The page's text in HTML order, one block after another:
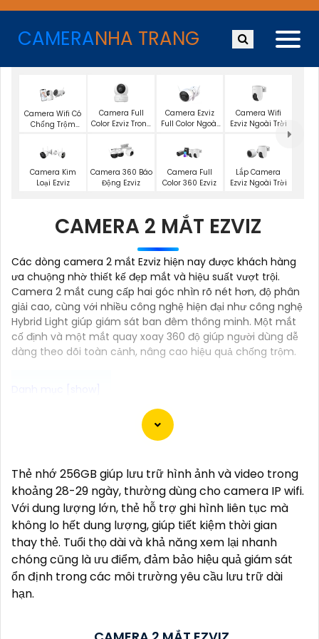
CAMERANHA TRANG
Camera Wifi Có
Chống Trộm
Camera Full
Color Ezviz Trong
Camera Ezviz
Full Color Ngoài
Camera Wifi
Ezviz Ngoài Trời
Camera Kim
Loại Ezviz
Camera 360 Báo
Động Ezviz
Camera Full
Color 360 Ezviz
Lắp Camera
Ezviz Ngoài Trời
CAMERA 2 MẮT EZVIZ
Các dòng camera 2 mắt Ezviz hiện nay được khách hàng
ưa chuộng nhờ thiết kế đẹp mắt và hiệu suất vượt trội.
Camera 2 mắt cung cấp hai góc nhìn rõ nét hơn, độ phân
giải cao, cùng với nhiều công nghệ hiện đại như công nghệ
Hybrid Light giúp giám sát ban đêm thông minh. Một mắt
cố định và một mắt quay xoay 360 độ giúp người dùng dễ
dàng theo dõi toàn cảnh, nâng cao hiệu quả chống trộm.
"Bạn đang tìm kiếm một giải pháp an ninh hiệu quả
và tiết kiệm? Hãy khám phá Camera Wifi Ezviz -
Với thiết kế hiện đại, dễ dàng lắp đặt và kết nối thông
minh qua Wifi, Camera Wifi Ezviz sẽ giúp bạn giám
sát ngôi nhà hoặc văn phòng mọi lúc mọi nơi chỉ
bằng một chiếc điện thoại thông minh.
Không chỉ vậy, sản phẩm cũng mang lại chất lượng
hình ảnh sắc nét và độ phân giải cao, cho phép bạn
theo dõi mọi hoạt động một cách dễ dàng. Đừng bỏ
lỡ cơ hội sở hữu Camera Wifi Ezviz giá rẻ chính hãng
Thẻ nhớ 256GB giúp lưu trữ hình ảnh và video trong
khoảng 28-29 ngày, thường dùng cho camera IP wifi.
Với dung lượng lớn, thẻ hỗ trợ ghi hình liên tục mà
không lo hết dung lượng, giúp tiết kiệm thời gian
thay thẻ. Tuổi thọ dài và khả năng xem lại nhanh
chóng cũng là ưu điểm, đảm bảo hiệu quả giám sát
ổn định trong các môi trường yêu cầu lưu trữ dài
hạn.